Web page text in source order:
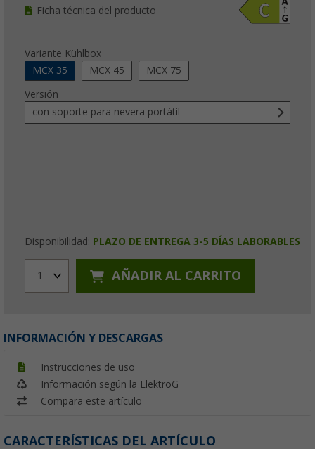
Ficha técnica del producto
Variante Kühlbox
MCX 35
MCX 45 MCX 75
Versión
con soporte para nevera portátil
Disponibilidad: PLAZO DE ENTREGA 3-5 DÍAS LABORABLES
1 AÑADIR AL CARRITO
INFORMACIÓN Y DESCARGAS
Instrucciones de uso
Información según la ElektroG
Compara este artículo
CARACTERÍSTICAS DEL ARTÍCULO